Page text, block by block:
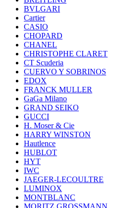
BVLGARI
Cartier
CASIO
CHOPARD
CHANEL
CHRISTOPHE CLARET
CT Scuderia
CUERVO Y SOBRINOS
EDOX
FRANCK MULLER
GaGa Milano
GRAND SEIKO
GUCCI
H. Moser & Cie
HARRY WINSTON
Hautlence
HUBLOT
HYT
IWC
JAEGER-LECOULTRE
LUMINOX
MONTBLANC
MORITZ GROSSMANN